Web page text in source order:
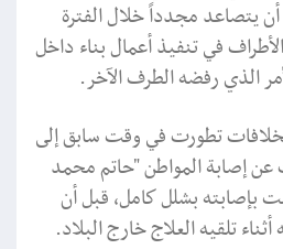
يتصاعد مجدداً خلال الفترة
في تنفيذ أعمال بناء داخل
الذي رفضه الطرف الآخر.
تطورت في وقت سابق إلى
إصابة المواطن "حاتم محمد
بإصابته بشلل كامل، قبل أن
تلقيه العلاج خارج البلاد.